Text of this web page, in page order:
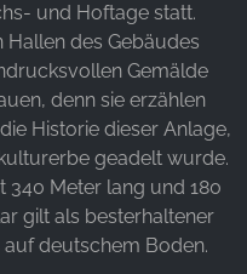
und Hoftage statt.
des Gebäudes
Gemälde
denn sie erzählen
Historie dieser Anlage,
geadelt wurde.
340 Meter lang und 180
gilt als besterhaltener
auf deutschem Boden.
anonym.
uns zu verstehen, wie
nutzen.